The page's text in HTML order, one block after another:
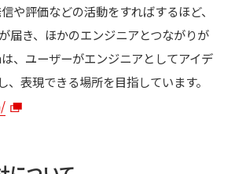
や評価などの活動をすればするほど、
届き、ほかのエンジニアとつながりが
、ユーザーがエンジニアとしてアイデ
、表現できる場所を目指しています。